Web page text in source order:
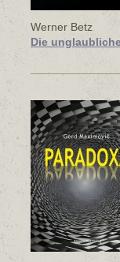
Werner Betz
Die